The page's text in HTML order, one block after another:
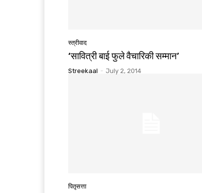
स्त्रीवाद
‘सावित्री बाई फुले वैचारिकी सम्मान’
Streekaal - July 2, 2014
पितृसत्ता